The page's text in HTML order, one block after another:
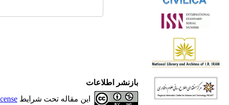
بازنشر اطلاعات
این مقاله تحت شرایط